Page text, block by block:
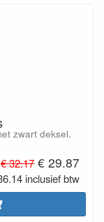
zwart deksel.
€ 32.17 € 29.87
inclusief btw